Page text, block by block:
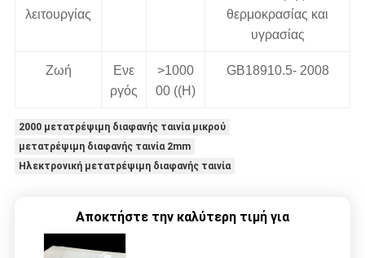
λειτουργίας
θερμοκρασίας και
υγρασίας
Ζωή
Ενε
ργός
>1000
00 ((H)
GB18910.5- 2008
2000 μετατρέψιμη διαφανής ταινία μικρού
μετατρέψιμη διαφανής ταινία 2mm
Ηλεκτρονική μετατρέψιμη διαφανής ταινία
Αποκτήστε την καλύτερη τιμή για